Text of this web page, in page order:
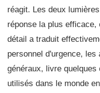
réagit. Les deux
réponse la plus efficace,
détail a traduit
personnel d'urgence,
généraux, livre
utilisés dans le monde